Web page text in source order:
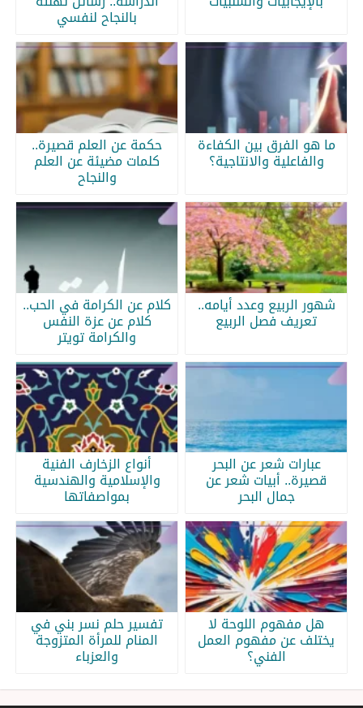
بالنجاح لنفسي
ما هو الفرق بين الكفاءة
والفاعلية والانتاجية؟
حكمة عن العلم قصيرة..
كلمات مضيئة عن العلم
والنجاح
شهور الربيع وعدد أيامه..
تعريف فصل الربيع
كلام عن الكرامة في الحب..
كلام عن عزة النفس
والكرامة تويتر
عبارات شعر عن البحر
قصيرة.. أبيات شعر عن
جمال البحر
أنواع الزخارف الفنية
والإسلامية والهندسية
بمواصفاتها
هل مفهوم اللوحة لا
يختلف عن مفهوم العمل
الفني؟
تفسير حلم نسر بني في
المنام للمرأة المتزوجة
والعزباء